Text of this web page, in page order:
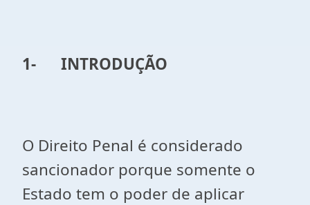
1- INTRODUÇÃO
O Direito Penal é considerado
sancionador porque somente o
Estado tem o poder de aplicar